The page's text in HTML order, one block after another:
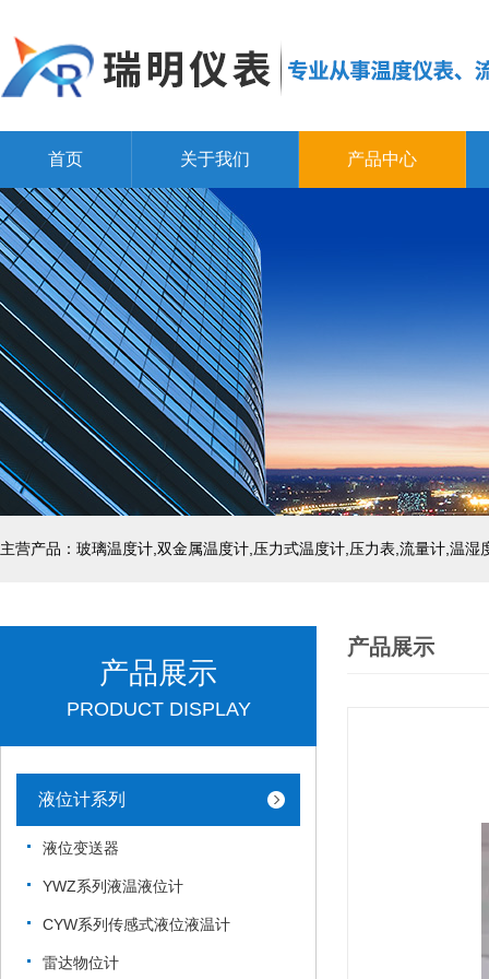
首页 关于我们 产品中心
产品展示
PRODUCT DISPLAY
液位计系列
液位变送器
YWZ系列液温液位计
CYW系列传感式液位液温计
雷达物位计
产品展示